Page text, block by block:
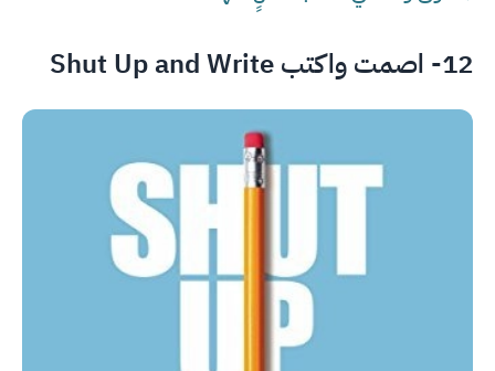
12- اصمت واكتب Shut Up and Write